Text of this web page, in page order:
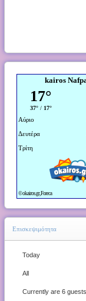
kairos
Επισκεψιμότητα
Today
All
Currently are 6